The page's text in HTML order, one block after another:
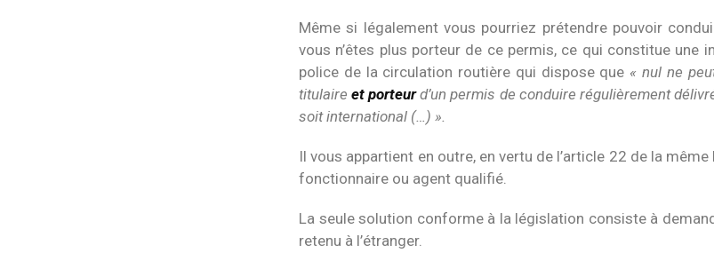
Même si légalement vous pourriez prétendre pouvoir
vous n’êtes plus porteur de ce permis, ce qui constitue
police de la circulation routière qui dispose que « nul ne
titulaireet porteurd’un permis de conduire régulièrement
soit international (…) ».
Il vous appartient en outre, en vertu de l’article 22 de la
fonctionnaire ou agent qualifié.
La seule solution conforme à la législation consiste à
retenu à l’étranger.